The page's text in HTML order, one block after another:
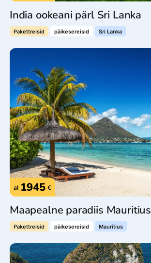
India ookeani pärl Sri Lanka
Pakettreisid päikesereisid Sri Lanka
al 1945 €
Maapealne paradiis Mauritius
Pakettreisid päikesereisid Mauritius